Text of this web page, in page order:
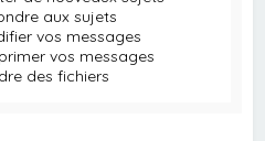
aux sujets
vos messages
vos messages
des fichiers